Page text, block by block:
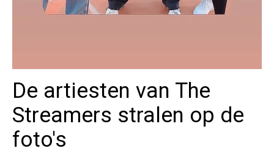
De artiesten van The
Streamers stralen op de
foto's